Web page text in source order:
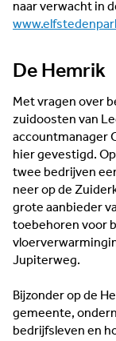
naar verwacht in
De Hemrik
Met vragen over
zuidoosten van
accountmanager
hier gevestigd.
twee bedrijven
neer op de
grote aanbieder
toebehoren voor
Jupiterweg.
Bijzonder op de
gemeente,
bedrijfsleven en